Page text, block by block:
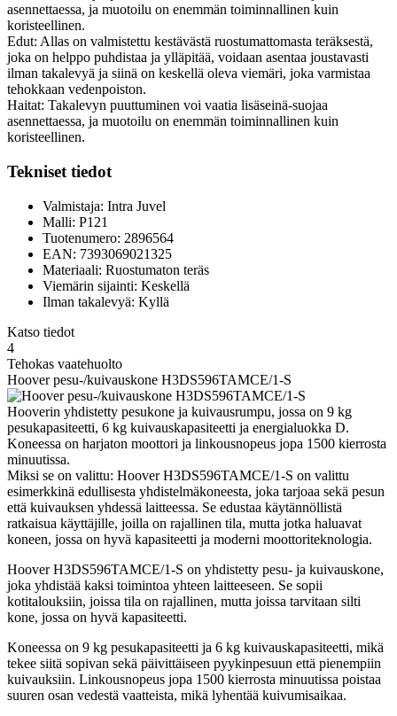
asennettaessa, ja muotoilu on enemmän toiminnallinen kuin
koristeellinen.
Edut: Allas on valmistettu kestävästä ruostumattomasta teräksestä,
joka on helppo puhdistaa ja ylläpitää, voidaan asentaa joustavasti
ilman takalevyä ja siinä on keskellä oleva viemäri, joka varmistaa
tehokkaan vedenpoiston.
Haitat: Takalevyn puuttuminen voi vaatia lisäseinä-suojaa
asennettaessa, ja muotoilu on enemmän toiminnallinen kuin
koristeellinen.
Tekniset tiedot
Valmistaja: Intra Juvel
Malli: P121
Tuotenumero: 2896564
EAN: 7393069021325
Materiaali: Ruostumaton teräs
Viemärin sijainti: Keskellä
Ilman takalevyä: Kyllä
Katso tiedot
4
Tehokas vaatehuolto
Hoover pesu-/kuivauskone H3DS596TAMCE/1-S
Hooverin yhdistetty pesukone ja kuivausrumpu, jossa on 9 kg
pesukapasiteetti, 6 kg kuivauskapasiteetti ja energialuokka D.
Koneessa on harjaton moottori ja linkousnopeus jopa 1500 kierrosta
minuutissa.
Miksi se on valittu: Hoover H3DS596TAMCE/1-S on valittu
esimerkkinä edullisesta yhdistelmäkoneesta, joka tarjoaa sekä pesun
että kuivauksen yhdessä laitteessa. Se edustaa käytännöllistä
ratkaisua käyttäjille, joilla on rajallinen tila, mutta jotka haluavat
koneen, jossa on hyvä kapasiteetti ja moderni moottoriteknologia.
Hoover H3DS596TAMCE/1-S on yhdistetty pesu- ja kuivauskone,
joka yhdistää kaksi toimintoa yhteen laitteeseen. Se sopii
kotitalouksiin, joissa tila on rajallinen, mutta joissa tarvitaan silti
kone, jossa on hyvä kapasiteetti.
Koneessa on 9 kg pesukapasiteetti ja 6 kg kuivauskapasiteetti, mikä
tekee siitä sopivan sekä päivittäiseen pyykinpesuun että pienempiin
kuivauksiin. Linkousnopeus jopa 1500 kierrosta minuutissa poistaa
suuren osan vedestä vaatteista, mikä lyhentää kuivumisaikaa.